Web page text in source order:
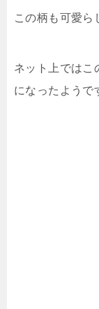
この柄も可愛ら
ネット上ではこ
になったようで